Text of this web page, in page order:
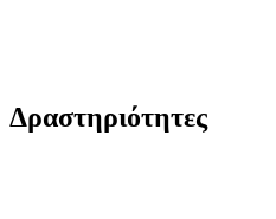
Δραστηριότητες